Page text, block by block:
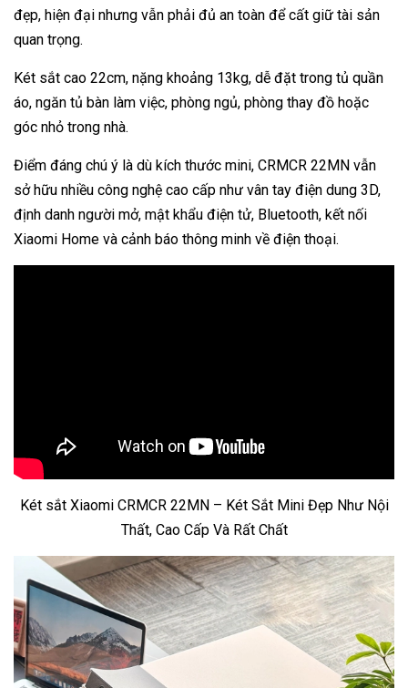
đẹp, hiện đại nhưng vẫn phải đủ an toàn để cất giữ tài sản
quan trọng.
Két sắt cao 22cm, nặng khoảng 13kg, dễ đặt trong tủ quần
áo, ngăn tủ bàn làm việc, phòng ngủ, phòng thay đồ hoặc
góc nhỏ trong nhà.
Điểm đáng chú ý là dù kích thước mini, CRMCR 22MN vẫn
sở hữu nhiều công nghệ cao cấp như vân tay điện dung 3D,
định danh người mở, mật khẩu điện tử, Bluetooth, kết nối
Xiaomi Home và cảnh báo thông minh về điện thoại.
Két sắt Xiaomi CRMCR 22MN – Két Sắt Mini Đẹp Như Nội
Thất, Cao Cấp Và Rất Chất